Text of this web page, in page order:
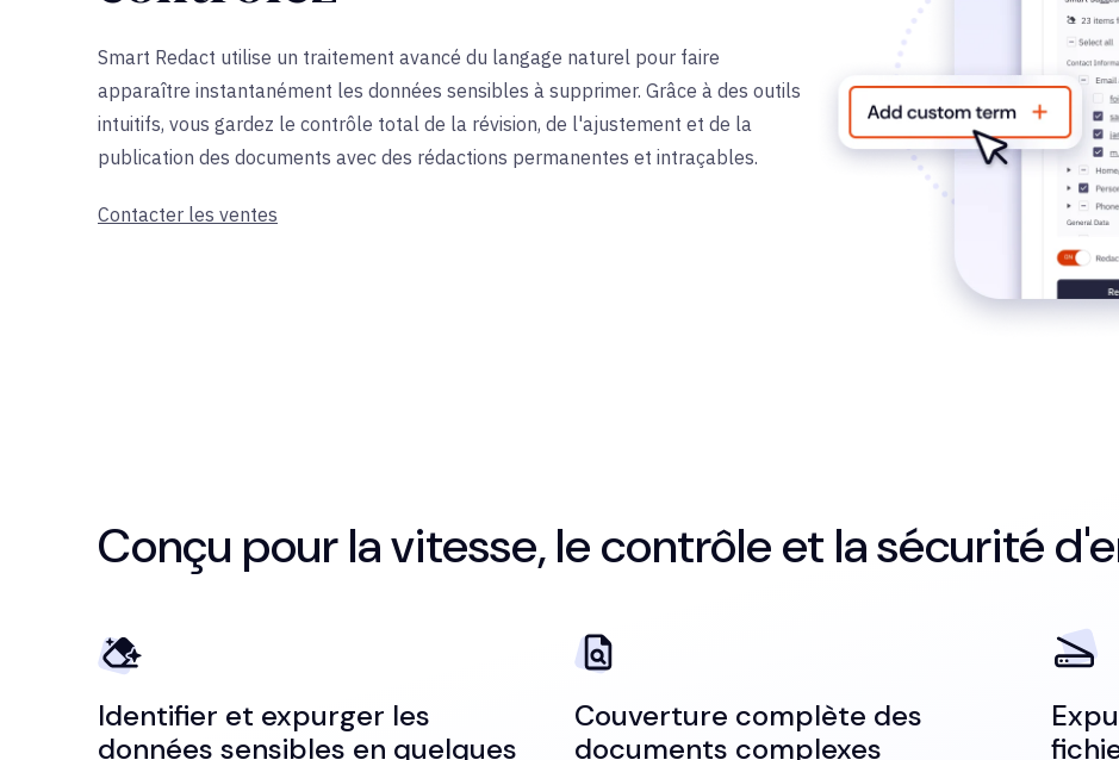
Smart Redact utilise un traitement avancé du langage naturel pour faire
apparaître instantanément les données sensibles à supprimer. Grâce à des outils
intuitifs, vous gardez le contrôle total de la révision, de l'ajustement et de la
publication des documents avec des rédactions permanentes et intraçables.
Contacter les ventes
Conçu pour la vitesse, le contrôle et la sécurité
Identifier et expurger les
données sensibles en quelques
Couverture complète des
documents complexes